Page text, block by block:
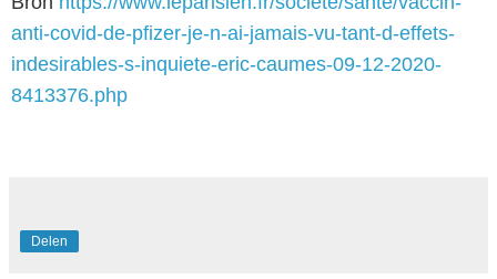
anti-covid-de-pfizer-je-n-ai-jamais-vu-tant-d-effets-
indesirables-s-inquiete-eric-caumes-09-12-2020-
8413376.php
Delen